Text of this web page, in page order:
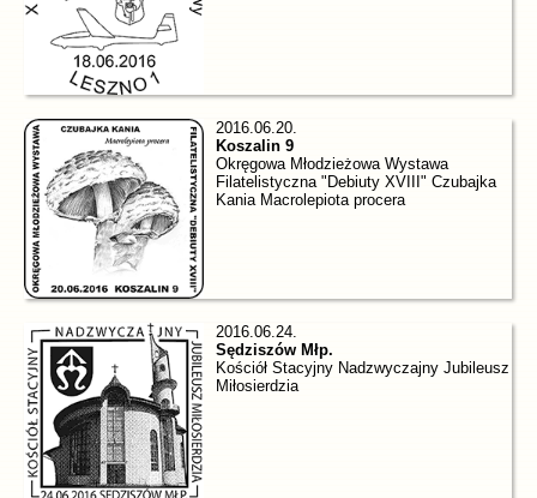
2016.06.20.
Koszalin 9
Okręgowa Młodzieżowa Wystawa
Filatelistyczna "Debiuty XVIII" Czubajka
Kania Macrolepiota procera
2016.06.24.
Sędziszów Młp.
Kościół Stacyjny Nadzwyczajny Jubileusz
Miłosierdzia